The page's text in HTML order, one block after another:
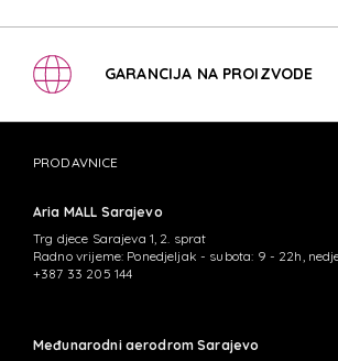
GARANCIJA NA PROIZVODE
PRODAVNICE
Aria MALL Sarajevo
Trg djece Sarajeva 1, 2. sprat
Radno vrijeme: Ponedjeljak - subota: 9 - 22h,
+387 33 205 144
Međunarodni aerodrom Sarajevo